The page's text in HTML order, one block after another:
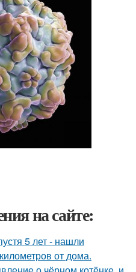
на сайте:
5 лет - нашли
от дома.